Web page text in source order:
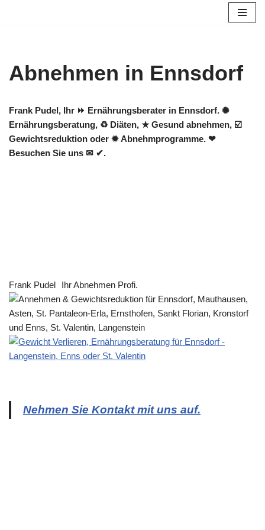
Abnehmen in Ennsdorf
Frank Pudel, Ihr ⏩ Ernährungsberater in Ennsdorf. ✺
Ernährungsberatung, ♻ Diäten, ★ Gesund abnehmen, ☑️
Gewichtsreduktion oder ✹ Abnehmprogramme. ❤
Besuchen Sie uns ✉ ✔.
Frank Pudel Ihr Abnehmen Profi.
Nehmen Sie Kontakt mit uns auf.